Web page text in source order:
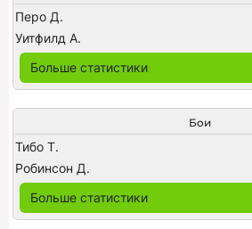
Перо Д.
Уитфилд А.
Больше статистики
Бои
Тибо Т.
Робинсон Д.
Больше статистики